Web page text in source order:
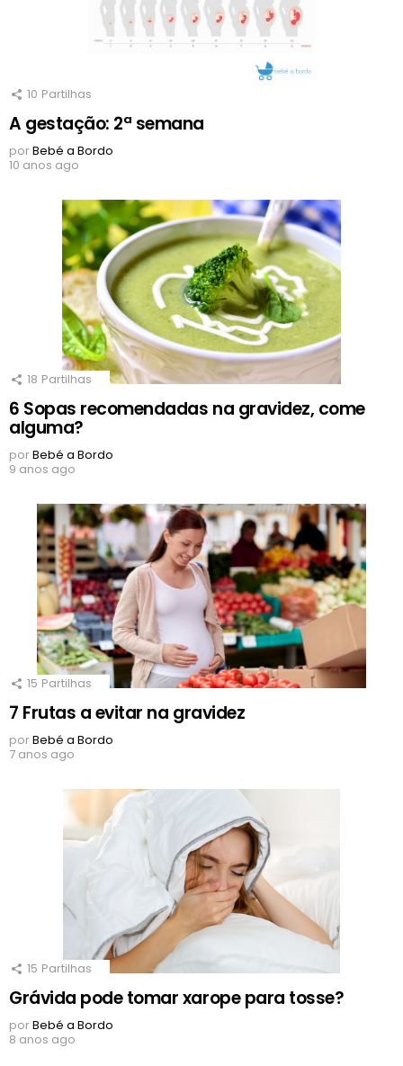
10 Partilhas
A gestação: 2ª semana
porBebé a Bordo
10 anos ago
18 Partilhas
6 Sopas recomendadas na gravidez, come
alguma?
porBebé a Bordo
9 anos ago
15 Partilhas
7 Frutas a evitar na gravidez
porBebé a Bordo
7 anos ago
15 Partilhas
Grávida pode tomar xarope para tosse?
porBebé a Bordo
8 anos ago